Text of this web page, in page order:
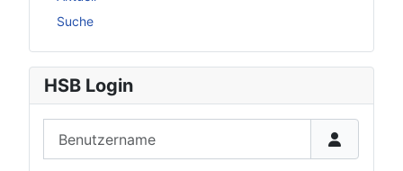
Suche
HSB Login